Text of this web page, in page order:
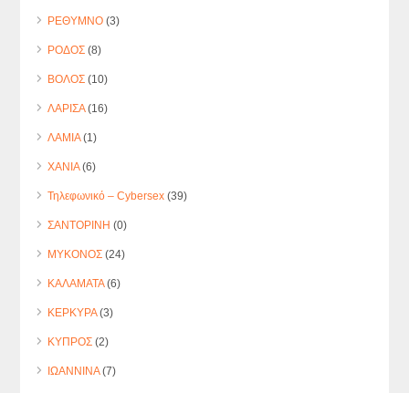
ΡΕΘΥΜΝΟ (3)
ΡΟΔΟΣ (8)
ΒΟΛΟΣ (10)
ΛΑΡΙΣΑ(16)
ΛΑΜΙΑ(1)
ΧΑΝΙΑ(6)
Τηλεφωνικό – Cybersex (39)
ΣΑΝΤΟΡΙΝΗ (0)
ΜΥΚΟΝΟΣ (24)
ΚΑΛΑΜΑΤΑ(6)
ΚΕΡΚΥΡΑ(3)
ΚΥΠΡΟΣ (2)
ΙΩΑΝΝΙΝΑ(7)